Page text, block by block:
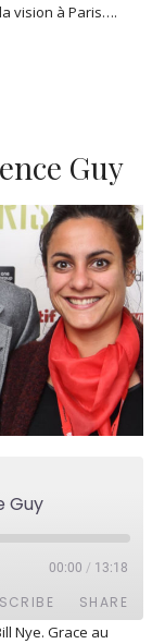
vision à Paris….
Guy
Guy
00:00 / 13:18
SHARE
Nye. Grace au